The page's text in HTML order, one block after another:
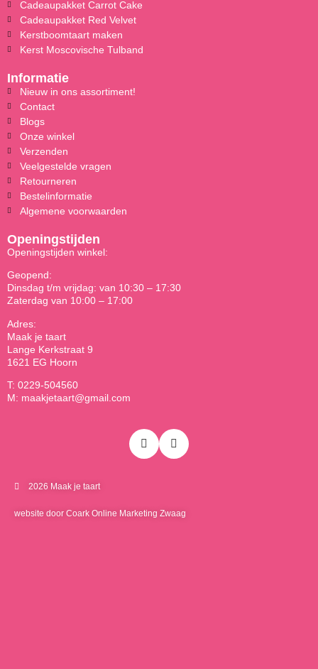
Cadeaupakket Carrot Cake
Cadeaupakket Red Velvet
Kerstboomtaart maken
Kerst Moscovische Tulband
Informatie
Nieuw in ons assortiment!
Contact
Blogs
Onze winkel
Verzenden
Veelgestelde vragen
Retourneren
Bestelinformatie
Algemene voorwaarden
Openingstijden
Openingstijden winkel:
Geopend:
Dinsdag t/m vrijdag: van 10:30 – 17:30
Zaterdag van 10:00 – 17:00
Adres:
Maak je taart
Lange Kerkstraat 9
1621 EG Hoorn
T: 0229-504560
M: maakjetaart@gmail.com
2026 Maak je taart
website door Coark Online Marketing Zwaag